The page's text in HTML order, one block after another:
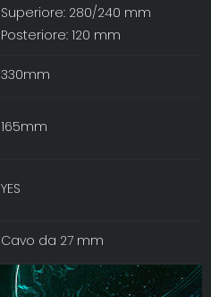
Superiore: 280/240 mm
Posteriore: 120 mm
330mm
165mm
YES
Cavo da 27 mm